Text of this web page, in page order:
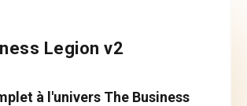
Legion v2
à l'univers The Business